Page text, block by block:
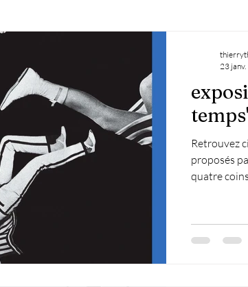
Retrouvez
proposés
quatre coins du
rencontrer
échanger
23 janv.